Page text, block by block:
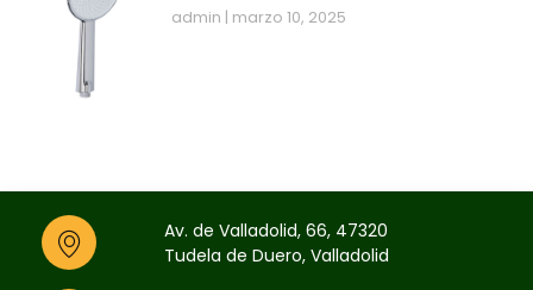
admin marzo 10, 2025
Av. de Valladolid, 66, 47320
Tudela de Duero, Valladolid